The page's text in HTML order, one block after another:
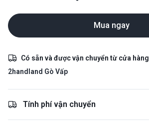
Mua ngay
Có sẵn và được vận chuyển từ cửa hàng
2handland Gò Vấp
Tính phí vận chuyển